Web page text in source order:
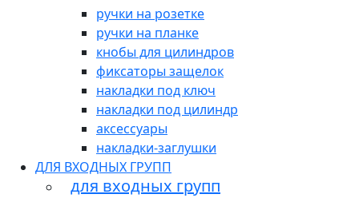
ручки на розетке
ручки на планке
кнобы для цилиндров
фиксаторы защелок
накладки под ключ
накладки под цилиндр
аксессуары
накладки-заглушки
ДЛЯ ВХОДНЫХ ГРУПП
для входных групп